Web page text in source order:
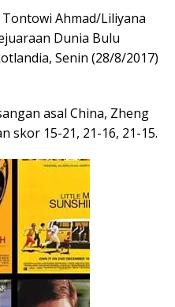
Ahmad/Liliyana
Dunia Bulu
Senin (28/8/2017)
asal China, Zheng
skor 15-21, 21-16, 21-15.